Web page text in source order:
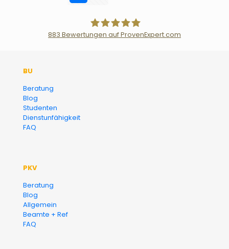
883 Bewertungen auf ProvenExpert.com
BU
Beratung
Blog
Studenten
Dienstunfähigkeit
FAQ
PKV
Beratung
Blog
Allgemein
Beamte + Ref
FAQ